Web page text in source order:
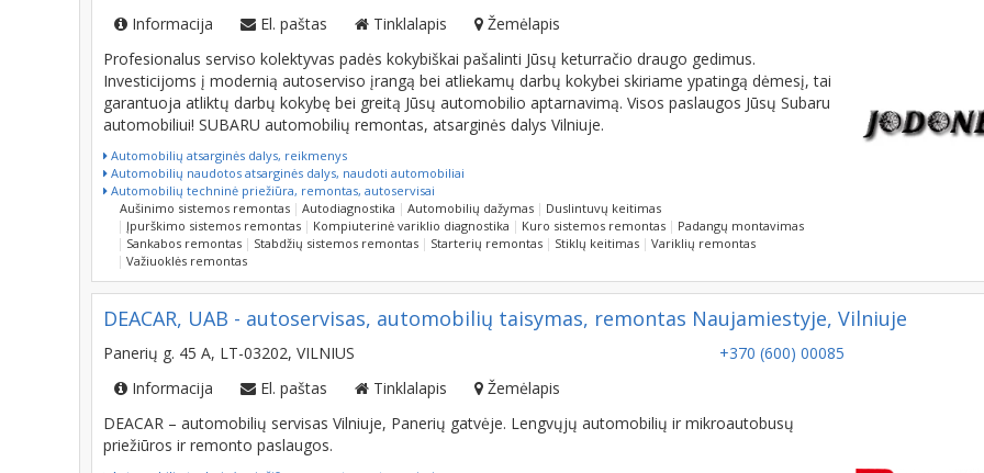
Informacija
El. paštas Tinklalapis
Žemėlapis
Profesionalus serviso kolektyvas padės kokybiškai pašalinti Jūsų keturračio draugo gedimus.
Investicijoms į modernią autoserviso įrangą bei atliekamų darbų kokybei skiriame ypatingą dėmesį, tai
garantuoja atliktų darbų kokybę bei greitą Jūsų automobilio aptarnavimą. Visos paslaugos Jūsų Subaru
automobiliui! SUBARU automobilių remontas, atsarginės dalys Vilniuje.
Automobilių atsarginės dalys, reikmenys
Automobilių naudotos atsarginės dalys, naudoti automobiliai
Automobilių techninė priežiūra, remontas, autoservisai
Aušinimo sistemos remontas
Autodiagnostika Automobilių dažymas
Duslintuvų keitimas
Įpurškimo sistemos remontas
Kompiuterinė variklio diagnostika Kuro sistemos remontas
Padangų montavimas
Sankabos remontas
Stabdžių sistemos remontas Starterių remontas Stiklų keitimas
Variklių remontas
Važiuoklės remontas
DEACAR, UAB - autoservisas, automobilių taisymas, remontas Naujamiestyje, Vilniuje
Panerių g. 45 A, LT-03202, VILNIUS
+370 (600) 00085
Informacija
El. paštas Tinklalapis
Žemėlapis
DEACAR – automobilių servisas Vilniuje, Panerių gatvėje. Lengvųjų automobilių ir mikroautobusų
priežiūros ir remonto paslaugos.